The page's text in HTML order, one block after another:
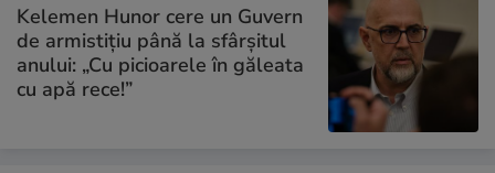
Kelemen Hunor cere un Guvern
de armistițiu până la sfârșitul
anului: „Cu picioarele în găleata
cu apă rece!”